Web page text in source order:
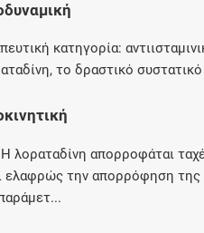
κατηγορία:
το δραστικό συστατικό
λοραταδίνη απορροφάται
ελαφρώς την απορρόφηση της